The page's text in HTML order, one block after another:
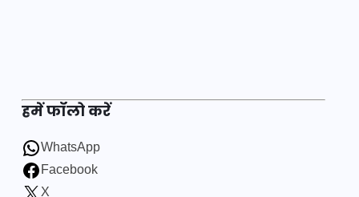
हमें फॉलो करें
WhatsApp
Facebook
X